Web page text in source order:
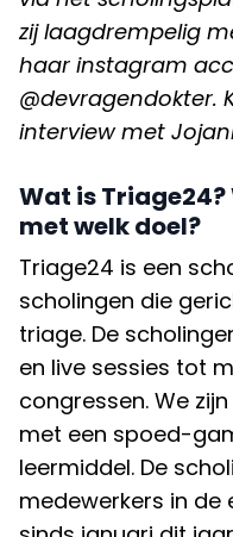
zij laagdrempelig
haar instagram
@devragendokter.
interview met
Wat is
met welk doel?
Triage24 is een
scholingen die
triage. De
en live sessies tot
congressen. We
met een spoed-
leermiddel. De
medewerkers in de